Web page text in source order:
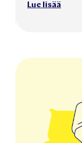
Lue lisää